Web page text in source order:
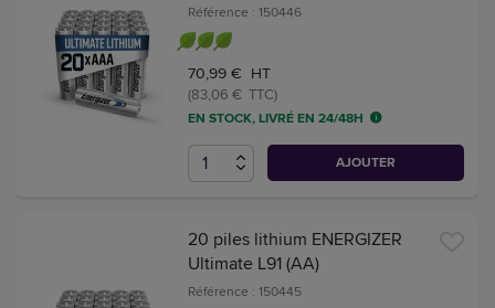
Référence : 150446
70,99 € HT
(83,06 € TTC)
EN STOCK, LIVRÉ EN 24/48H
AJOUTER
20 piles lithium ENERGIZER
Ultimate L91 (AA)
Référence : 150445